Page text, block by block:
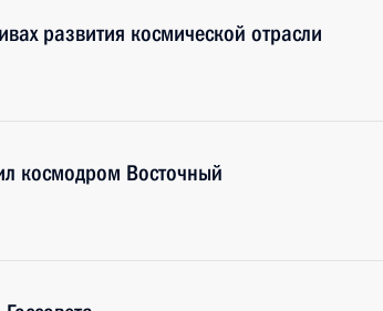
развития космической отрасли
космодром Восточный